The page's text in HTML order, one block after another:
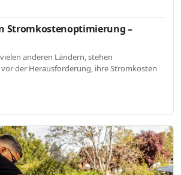
Stromkostenoptimierung –
anderen Ländern, stehen
der Herausforderung, ihre Stromkosten